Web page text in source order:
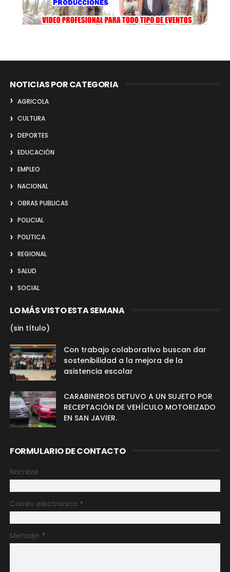
NOTICIAS POR CATEGORIA
AGRICOLA
CULTURA
DEPORTES
EDUCACIÓN
EMPLEO
NACIONAL
OBRAS PUBLICAS
POLICIAL
POLITICA
REGIONAL
SALUD
SOCIAL
LO MÁS VISTO ESTA SEMANA
(sin título)
Con trabajo colaborativo buscan dar
sostenibilidad a la mejora de la
asistencia escolar
CARABINEROS DETUVO A UN SUJETO POR
RECEPTACIÓN DE VEHÍCULO MOTORIZADO
EN SAN JAVIER.
FORMULARIO DE CONTACTO
Nombre
Correo electrónico *
Mensaje *